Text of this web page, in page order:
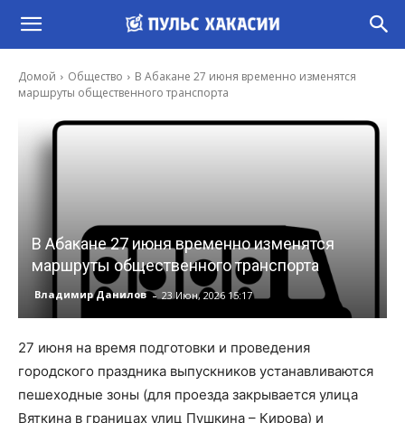
Домой Общество
В Абакане 27 июня временно изменятся
маршруты общественного транспорта
В Абакане 27 июня временно изменятся
маршруты общественного транспорта
Владимир Данилов - 23 Июн, 2026 15:17
27 июня на время подготовки и проведения
городского праздника выпускников устанавливаются
пешеходные зоны (для проезда закрывается улица
Вяткина в границах улиц Пушкина – Кирова) и